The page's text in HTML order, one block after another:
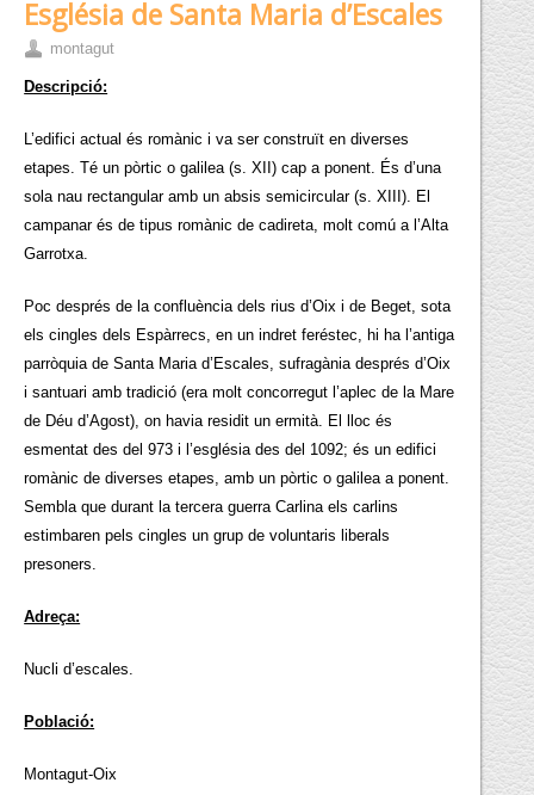
Església de Santa Maria d’Escales
montagut
Descripció:
L’edifici actual és romànic i va ser construït en diverses
etapes. Té un pòrtic o galilea (s. XII) cap a ponent. És d’una
sola nau rectangular amb un absis semicircular (s. XIII). El
campanar és de tipus romànic de cadireta, molt comú a l’Alta
Garrotxa.
Poc després de la confluència dels rius d’Oix i de Beget, sota
els cingles dels Espàrrecs, en un indret feréstec, hi ha l’antiga
parròquia de Santa Maria d’Escales, sufragània després d’Oix
i santuari amb tradició (era molt concorregut l’aplec de la Mare
de Déu d’Agost), on havia residit un ermità. El lloc és
esmentat des del 973 i l’església des del 1092; és un edifici
romànic de diverses etapes, amb un pòrtic o galilea a ponent.
Sembla que durant la tercera guerra Carlina els carlins
estimbaren pels cingles un grup de voluntaris liberals
presoners.
Adreça:
Nucli d’escales.
Població:
Montagut-Oix